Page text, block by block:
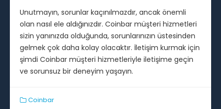
Unutmayın, sorunlar kaçınılmazdır, ancak önemli
olan nasıl ele aldığınızdır. Coinbar müşteri hizmetleri
sizin yanınızda olduğunda, sorunlarınızın üstesinden
gelmek çok daha kolay olacaktır. İletişim kurmak için
şimdi Coinbar müşteri hizmetleriyle iletişime geçin
ve sorunsuz bir deneyim yaşayın.
Coinbar